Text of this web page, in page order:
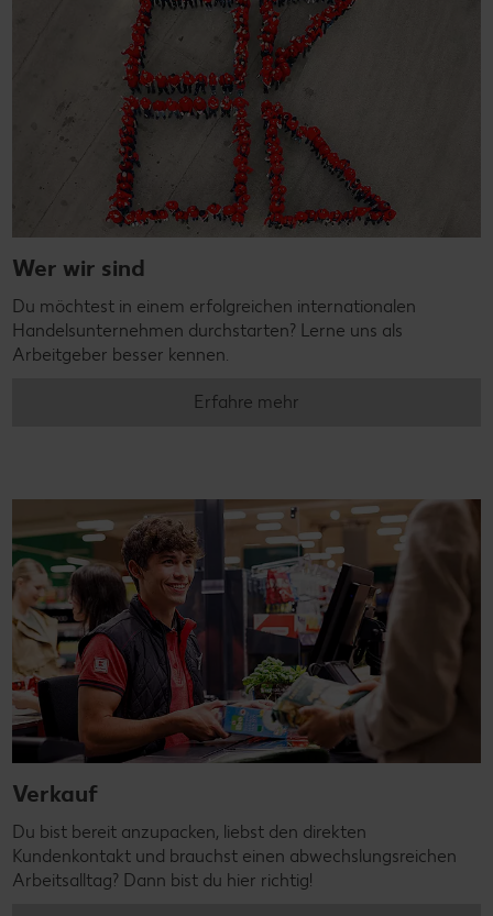
Wer wir sind
Du möchtest in einem erfolgreichen internationalen
Handelsunternehmen durchstarten? Lerne uns als
Arbeitgeber besser kennen.
Erfahre mehr
Verkauf
Du bist bereit anzupacken, liebst den direkten
Kundenkontakt und brauchst einen abwechslungsreichen
Arbeitsalltag? Dann bist du hier richtig!